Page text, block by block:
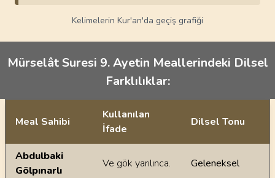
Kelimelerin Kur'an'da geçiş grafiği
Mürselât Suresi 9. Ayetin Meallerindeki Dilsel
Farklılıklar:
Ayetin meallerindeki dilsel farklılıklar
Meal Sahibi
Kullanılan
İfade
Dilsel Tonu
Abdulbaki
Gölpınarlı
Ve gök yarılınca. Geleneksel